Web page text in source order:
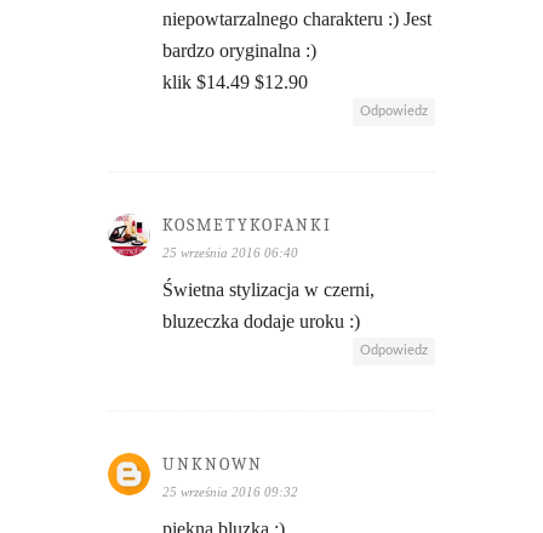
niepowtarzalnego charakteru :) Jest
bardzo oryginalna :)
klik $14.49 $12.90
Odpowiedz
KOSMETYKOFANKI
25 września 2016 06:40
Świetna stylizacja w czerni,
bluzeczka dodaje uroku :)
Odpowiedz
UNKNOWN
25 września 2016 09:32
piękna bluzka ;)